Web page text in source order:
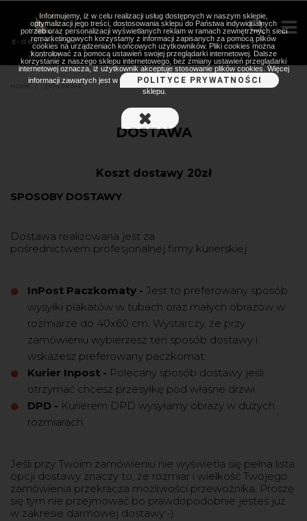
DOSTAWA
DOSTAWA
Koszt dostawy 20zł
SPOSOBY DOSTAWY
Dostawa realizowana jest za
pośrednictwem profesjonalnej firmy kurierskiej:
InPost Paczkomaty - Jest to preferowany sposób
wysyłki plakatów w tubach oraz małych obrazów w
rozmiarze do 40x60 cm. Wystarczy, że przy
zamówieniu wybierzesz ten sposób dostawy i
wskażesz preferowany paczkomat.
Kurier Inpost - Polecany sposób dostawy jeśli
otrzymać chcesz przesyłkę pod własne drzwi.
DPD - Kurierem DPD wysyłamy obrazy w dużych
rozmiarach.
Jeśli przy Twoim zamówieniu nie wyświetla się pełna lista
opcji dostawy znaczy to, że rozmiar i wielkość Twojego
zamówienia przekracza możliwości przewoźnika. Proszę
się tym nie przejmować bo prawdopodobnie jesteś już
w zakresie darmowej dostawy:-)
Informujemy, iż w celu realizacji usług dostępnych w naszym sklepie,
optymalizacji jego treści, dostosowania sklepu do Państwa indywidualnych
potrzeb oraz personalizacji wyświetlanych reklam w ramach zewnętrznych sieci
remarketingowych korzystamy z informacji zapisanych za pomocą plików
cookies na urządzeniach końcowych użytkowników. Pliki cookies można
kontrolować za pomocą ustawień swojej przeglądarki internetowej. Dalsze
korzystanie z naszego sklepu internetowego, bez zmiany ustawień przeglądarki
internetowej oznacza, iż użytkownik akceptuje stosowanie plików cookies. Więcej
informacji zawartych jest w
POLITYCE PRYWATNOŚCI
sklepu.